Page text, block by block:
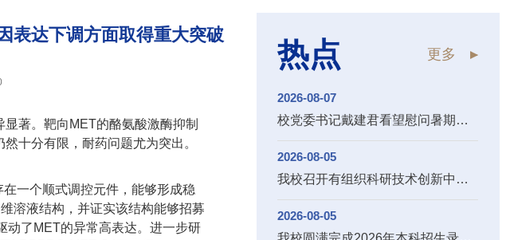
表达下调方面取得重大突破
著。靶向MET的酪氨酸激酶抑制
十分有限，耐药问题尤为突出。
一个顺式调控元件，能够形成稳
溶液结构，并证实该结构能够招募
了MET的异常高表达。进一步研
热点 更多
2026-08-07
校党委书记戴建君看望慰问暑期一线工作教职...
2026-08-05
我校召开有组织科研技术创新中心实体化建设...
2026-08-05